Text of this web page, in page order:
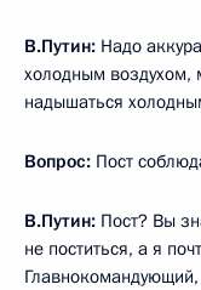
В.Путин: Надо
холодным воздухом,
надышаться
Вопрос: Пост
В.Путин: Пост? Вы
не поститься, а я
Главнокомандующий,